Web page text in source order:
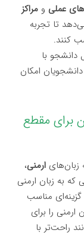
عملی ومراکز
تا تجربه
کنند.
دانشجو با
امکان
برای مقطع
زبان‌هایارمنی،
که به زبان ارمنی
مناسب
را برای
راحت‌تر با